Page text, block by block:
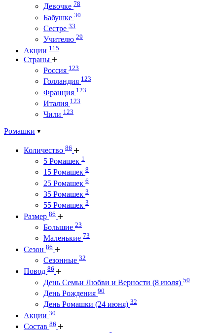
Девочке 78
Бабушке 30
Сестре 33
Учителю 29
Акции 115
Страны
Россия 123
Голландия 123
Франция 123
Италия 123
Чили 123
Ромашки
Количество 86
5 Ромашек 1
15 Ромашек 8
25 Ромашек 6
35 Ромашек 3
55 Ромашек 3
Размер 86
Большие 23
Маленькие 73
Сезон 86
Сезонные 32
Повод 86
День Семьи Любви и Верности (8 июля) 50
День Рождения 90
День Ромашки (24 июня) 32
Акции 30
Состав 86